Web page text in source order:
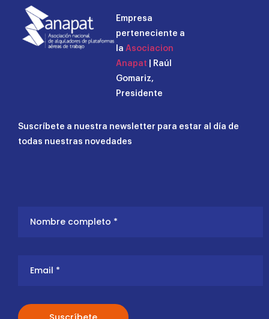
Empresa
perteneciente a
la Asociacion
Anapat | Raúl
Gomariz,
Presidente
Suscríbete a nuestra newsletter para estar al día de
todas nuestras novedades